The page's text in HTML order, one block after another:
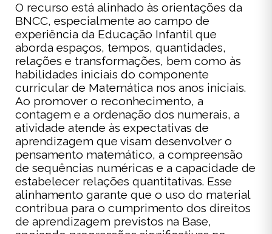
O recurso está alinhado às orientações da
BNCC, especialmente ao campo de
experiência da Educação Infantil que
aborda espaços, tempos, quantidades,
relações e transformações, bem como às
habilidades iniciais do componente
curricular de Matemática nos anos iniciais.
Ao promover o reconhecimento, a
contagem e a ordenação dos numerais, a
atividade atende às expectativas de
aprendizagem que visam desenvolver o
pensamento matemático, a compreensão
de sequências numéricas e a capacidade de
estabelecer relações quantitativas. Esse
alinhamento garante que o uso do material
contribua para o cumprimento dos direitos
de aprendizagem previstos na Base,